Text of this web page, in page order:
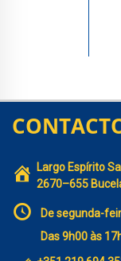
Largo Espírito
2670–655
De segunda-
Das 9h00 às